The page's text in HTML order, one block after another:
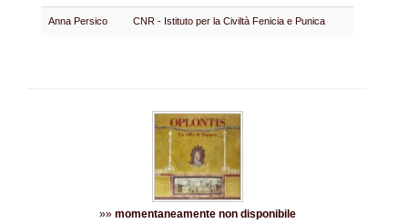
Anna Persico CNR - Istituto per la Civiltà Fenicia e Punica
»» momentaneamente non disponibile